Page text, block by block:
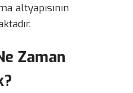
altyapısının
Zaman